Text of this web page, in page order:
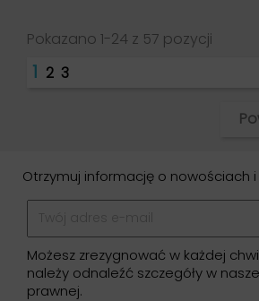
Pokazano 1-24 z 57 pozycji
1 2 3
Otrzymuj informację o nowościach
Możesz zrezygnować w każdej
należy odnaleźć szczegóły w
prawnej.